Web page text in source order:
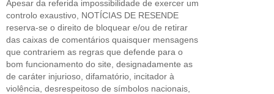
Apesar da referida impossibilidade de exercer um
controlo exaustivo, NOTÍCIAS DE RESENDE
reserva-se o direito de bloquear e/ou de retirar
das caixas de comentários quaisquer mensagens
que contrariem as regras que defende para o
bom funcionamento do site, designadamente as
de caráter injurioso, difamatório, incitador à
violência, desrespeitoso de símbolos nacionais,